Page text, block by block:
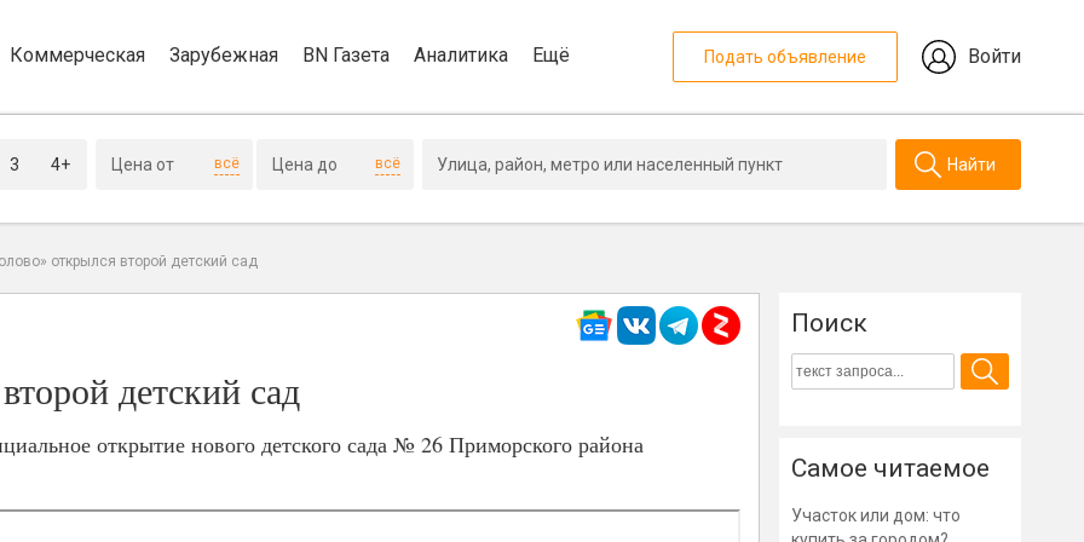
Коммерческая Зарубежная BN Газета Аналитика Ещё Подать объявление Войти
3 4+ всё всё Найти
открылся второй детский сад
детский сад
открытие нового детского сада № 26 Приморского района
Поиск
Самое читаемое
Участок или дом: что